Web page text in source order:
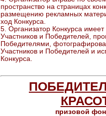
пространство на страницах
размещению рекламных
ход Конкурса.
5. Организатор Конкурса
Участников и Победителей,
Победителями,
Участников и Победителей и
Конкурса.
призовой